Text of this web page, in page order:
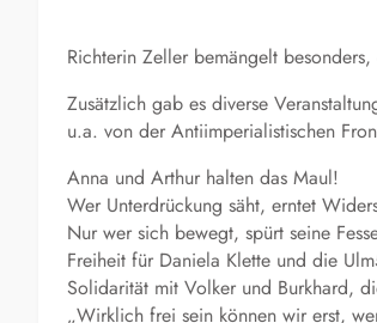
Richterin Zeller bemängelt
Zusätzlich gab es diverse
u.a. von der Antiimperialistischen
Anna und Arthur halten das Maul!
Wer Unterdrückung säht, erntet
Nur wer sich bewegt, spürt seine
Freiheit für Daniela Klette und die
Solidarität mit Volker und Burkhard,
„Wirklich frei sein können wir erst,